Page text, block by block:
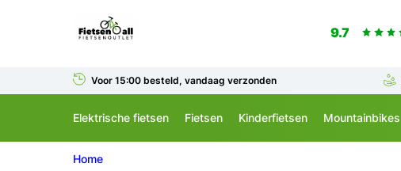
9.7
Voor 15:00 besteld, vandaag verzonden
Elektrische fietsen Fietsen Kinderfietsen Mountainbikes
Home